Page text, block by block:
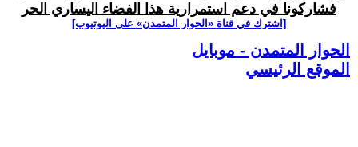
فشاركونا في دعم استمرارية هذا الفضاء اليساري الحر
[اشترك في قناة ‫«الحوار المتمدن» على اليوتيوب]
الحوار المتمدن - موبايل
الموقع الرئيسي